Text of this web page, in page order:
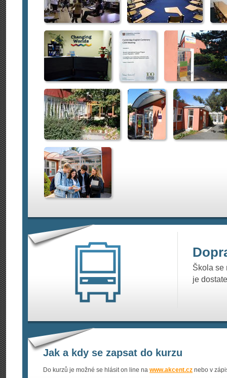
Škola se
je
Jak a kdy se zapsat do kurzu
Do kurzů je možné se hlásit on line na www.akcent.cz nebo v